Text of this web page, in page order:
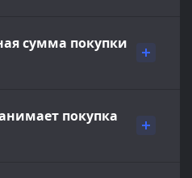
сумма покупки
покупка